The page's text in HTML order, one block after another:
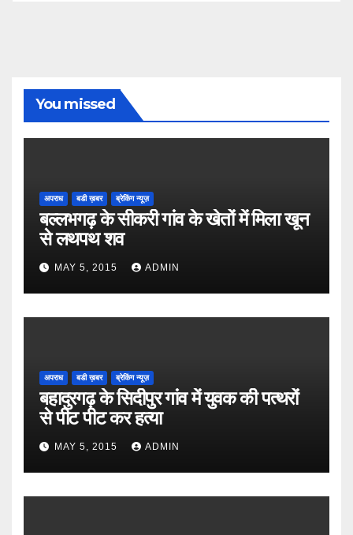
You missed
अपराध बडी ख़बर ब्रेकिंग न्यूज़
बल्लभगढ़ के सीकरी गांव के खेतों में मिला खून
से लथपथ शव
MAY 5, 2015 ADMIN
अपराध बडी ख़बर ब्रेकिंग न्यूज़
बहादुरगढ़ के सिदीपुर गांव में युवक की पत्थरों
से पीट पीट कर हत्या
MAY 5, 2015 ADMIN